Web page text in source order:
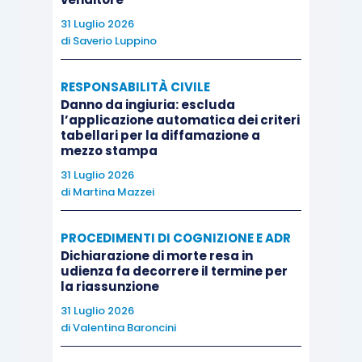
materno, quello paterno. La modifica legislativa si
basa proprio sulle decisioni giurisprudenziali e
sull’interpretazione della Corte Costituzionale,
più volte intervenuta sulla questione della
prevalenza del patronimico nella legislazione
italiana, al fine di escludere ogni tipo di
automatismo nell’attribuzione del cognome
Il procedimento delineato dalla norma, così come
abbia compiuto i dodici anni di età.
31 Luglio 2026
di Saverio Luppino
RESPONSABILITÀ CIVILE
Danno da ingiuria: escluda
l’applicazione automatica dei criteri
tabellari per la diffamazione a
mezzo stampa
31 Luglio 2026
di Martina Mazzei
PROCEDIMENTI DI COGNIZIONE E ADR
Dichiarazione di morte resa in
udienza fa decorrere il termine per
la riassunzione
31 Luglio 2026
diValentina Baroncini